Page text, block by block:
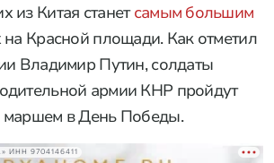
из Китая станетсамым большим
Красной площади. Как отметил
Владимир Путин, солдаты
армии КНР пройдут
маршем в День Победы.
ИНН 9704146411